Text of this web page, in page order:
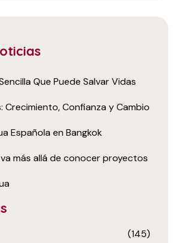
Que Puede Salvar Vidas
Crecimiento, Confianza y Cambio
Española en Bangkok
más allá de conocer proyectos
(145)